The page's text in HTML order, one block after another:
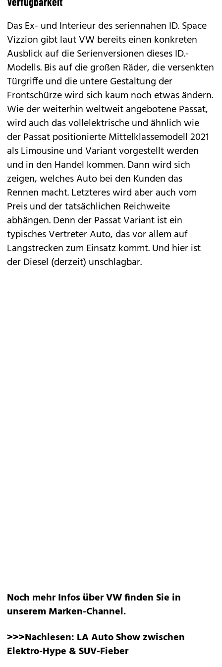
Das Ex- und Interieur des seriennahen ID. Space
Vizzion gibt laut VW bereits einen konkreten
Ausblick auf die Serienversionen dieses ID.-
Modells. Bis auf die großen Räder, die versenkten
Türgriffe und die untere Gestaltung der
Frontschürze wird sich kaum noch etwas ändern.
Wie der weiterhin weltweit angebotene Passat,
wird auch das vollelektrische und ähnlich wie
der Passat positionierte Mittelklassemodell 2021
als Limousine und Variant vorgestellt werden
und in den Handel kommen. Dann wird sich
zeigen, welches Auto bei den Kunden das
Rennen macht. Letzteres wird aber auch vom
Preis und der tatsächlichen Reichweite
abhängen. Denn der Passat Variant ist ein
typisches Vertreter Auto, das vor allem auf
Langstrecken zum Einsatz kommt. Und hier ist
der Diesel (derzeit) unschlagbar.
Noch mehr Infos über VW finden Sie in
unserem Marken-Channel.
>>>Nachlesen: LA Auto Show zwischen
Elektro-Hype & SUV-Fieber